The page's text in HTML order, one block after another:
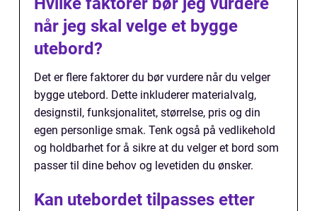
når jeg skal velge et bygge
utebord?
Det er flere faktorer du bør vurdere når du velger
bygge utebord. Dette inkluderer materialvalg,
designstil, funksjonalitet, størrelse, pris og din
egen personlige smak. Tenk også på vedlikehold
og holdbarhet for å sikre at du velger et bord som
passer til dine behov og levetiden du ønsker.
Kan utebordet tilpasses etter